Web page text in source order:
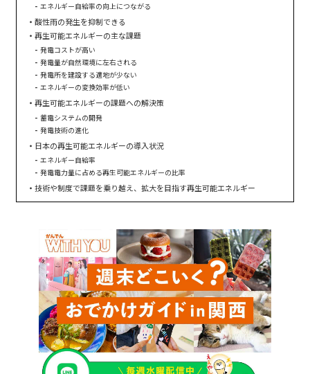
エネルギー自給率の向上につながる
酸性雨の発生を抑制できる
再生可能エネルギーの主な課題
発電コストが高い
発電量が自然環境に左右される
発電所を建設する適地が少ない
エネルギーの変換効率が低い
再生可能エネルギーの課題への解決策
蓄電システムの開発
発電技術の進化
日本の再生可能エネルギーの導入状況
エネルギー自給率
発電電力量に占める再生可能エネルギーの比率
技術や制度で課題を乗り越え、拡大を目指す再生可能エネルギー